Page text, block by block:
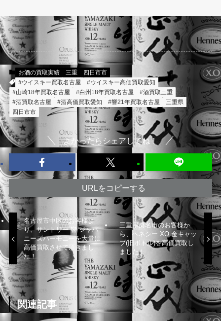
お酒の買取実績 三重
四日市市
#ウイスキー買取名古屋
#ウイスキー高価買取愛知
#山崎18年買取名古屋
#白州18年買取名古屋
#酒買取三重
#酒買取名古屋
#酒高価買取愛知 #響21年買取名古屋
三重県
四日市市
よかったらシェアしてね！
URLをコピーする
名古屋市中区のお客様よ
り、サントリー 響 ジャパ
ニーズハーモニーを大量に
高価買取させて頂きまし
た！
三重県桑名市のお客様か
ら、ヘネシー XO 金キャッ
プ(旧ボトル)を高価買取し
ました！
関連記事